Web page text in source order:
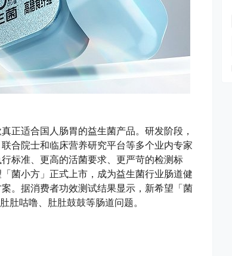
正适合国人肠胃的益生菌产品。研发阶段，
合院士和临床营养研究平台等多个业内专家
标准、更高的活菌要求、更严苛的检测标
菌小方」正式上市，成为益生菌行业肠道健
。据消费者功效测试结果显示，新希望「菌
肚咕噜、肚肚鼓鼓等肠道问题。